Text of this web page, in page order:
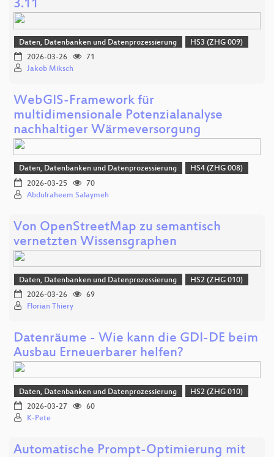
3.11
Daten, Datenbanken und Datenprozessierung
HS3 (ZHG 009)
2026-03-26
71
Jakob Miksch
WebGIS-Framework für
multidimensionale Potenzialanalyse
nachhaltiger Wärmeversorgung
Daten, Datenbanken und Datenprozessierung
HS4 (ZHG 008)
2026-03-25
70
Abdulraheem Salaymeh
Von OpenStreetMap zu semantisch
vernetzten Wissensgraphen
Daten, Datenbanken und Datenprozessierung
HS2 (ZHG 010)
2026-03-26
69
Florian Thiery
Datenräume - Wie kann die GDI-DE beim
Ausbau Erneuerbarer helfen?
Daten, Datenbanken und Datenprozessierung
HS2 (ZHG 010)
2026-03-27
60
K-Pete
Automatische Prompt‑Optimierung mit